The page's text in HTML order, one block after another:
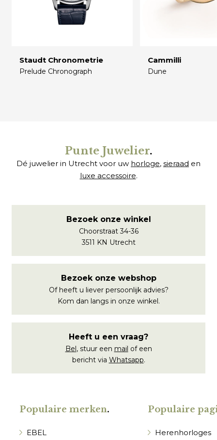
Staudt Chronometrie
Prelude Chronograph
Cammilli
Dune
Punte Juwelier.
Dé juwelier in Utrecht voor uw horloge, sieraad en
luxe accessoire.
Bezoek onze winkel
Choorstraat 34-36
3511 KN Utrecht
Bezoek onze webshop
Of heeft u liever persoonlijk advies?
Kom dan langs in onze winkel.
Heeft u een vraag?
Bel, stuur een mail of een
bericht via Whatsapp.
Populaire merken.
EBEL
Populaire
Herenhorloges